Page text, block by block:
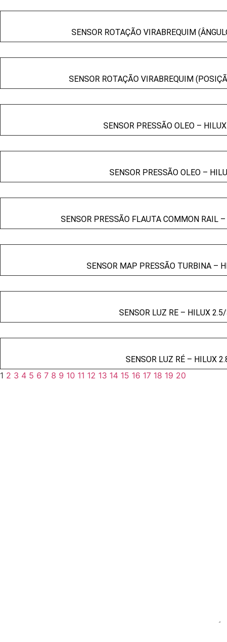
SENSOR ROTAÇÃO VIRABREQUIM
SENSOR ROTAÇÃO VIRABREQUIM
SENSOR PRESSÃO OLEO –
SENSOR PRESSÃO OLEO –
SENSOR PRESSÃO FLAUTA COMMON
SENSOR MAP PRESSÃO TURBINA –
SENSOR LUZ RE – HILUX
SENSOR LUZ RÉ – HILUX
1 2 3 4 5 6 7 8 9 10 11 12 13 14 15 16 17 18 19 20